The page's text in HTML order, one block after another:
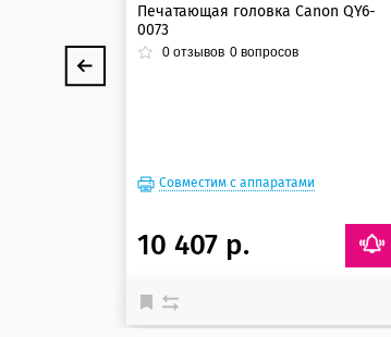
Печатающая головка Canon QY6-
0073
0 отзывов 0 вопросов
Совместим с аппаратами
10 407 р.